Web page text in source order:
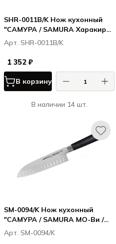
SHR-0011B/K Нож кухонный
"САМУРА / SAMURA Харакири /
Harakiri" овощной 99 мм,
корроз.-стойкая сталь, ABS
пластик
Арт. SHR-0011B/K
1 352 ₽
В корзину
В наличии 14 шт.
SM-0094/K Нож кухонный
"САМУРА / SAMURA МО-Ви /
MO-V" Сантоку 180 мм, G-10
Арт. SM-0094/K